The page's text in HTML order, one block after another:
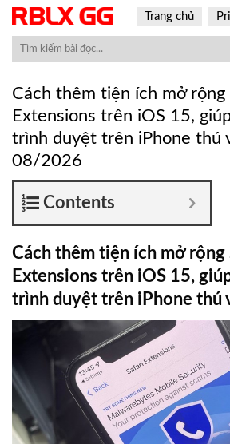
Skip
content
Trang chủ
Cách thêm tiện ích mở rộng
Extensions trên iOS 15,
trình duyệt trên iPhone thú
08/2026
Contents
Cách thêm tiện ích mở rộng
Extensions trên iOS 15,
trình duyệt trên iPhone thú